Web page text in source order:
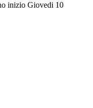
inizio Giovedi 10